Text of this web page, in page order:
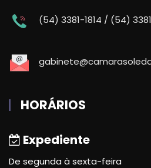
(54) 3381-1814 / (54)
HORÁRIOS
Expediente
De segunda à sexta-feira